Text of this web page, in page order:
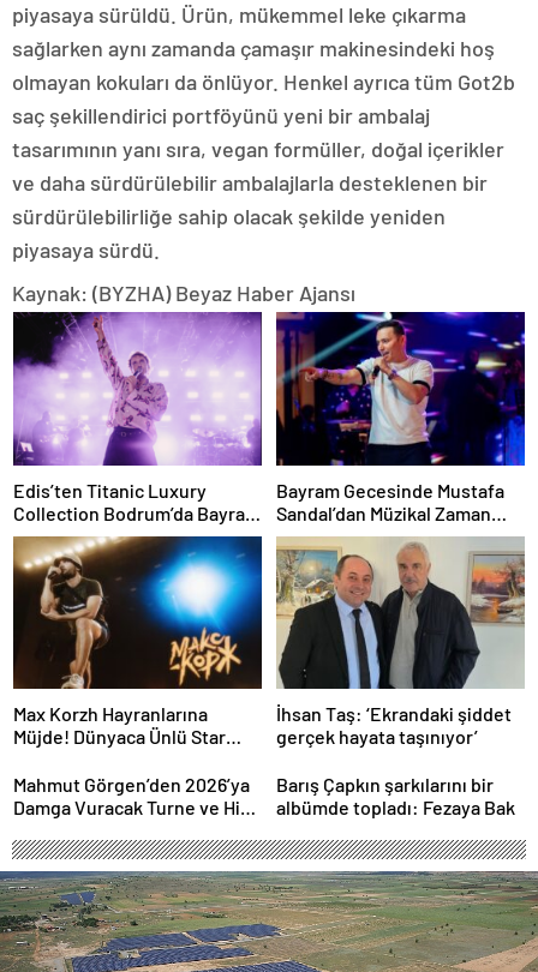
piyasaya sürüldü. Ürün, mükemmel leke çıkarma
sağlarken aynı zamanda çamaşır makinesindeki hoş
olmayan kokuları da önlüyor. Henkel ayrıca tüm Got2b
saç şekillendirici portföyünü yeni bir ambalaj
tasarımının yanı sıra, vegan formüller, doğal içerikler
ve daha sürdürülebilir ambalajlarla desteklenen bir
sürdürülebilirliğe sahip olacak şekilde yeniden
piyasaya sürdü.
Kaynak: (BYZHA) Beyaz Haber Ajansı
Edis’ten Titanic Luxury
Collection Bodrum’da Bayram
Gecesine Damga Vuran
Performans
Bayram Gecesinde Mustafa
Sandal’dan Müzikal Zaman
Yolculuğu
Max Korzh Hayranlarına
Müjde! Dünyaca Ünlü Star
Performansla Hayranlarıyla
Buluşuyor
İhsan Taş: ‘Ekrandaki şiddet
gerçek hayata taşınıyor’
Mahmut Görgen’den 2026’ya
Damga Vuracak Turne ve Hit
Barış Çapkın şarkılarını bir
albümde topladı: Fezaya Bak